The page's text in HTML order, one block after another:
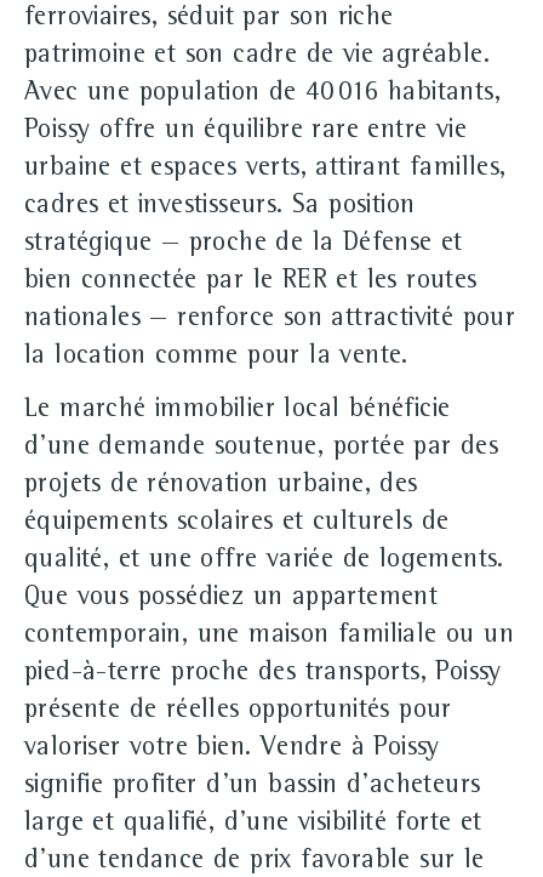
ferroviaires, séduit par son riche
patrimoine et son cadre de vie agréable.
Avec une population de 40 016 habitants,
Poissy offre un équilibre rare entre vie
urbaine et espaces verts, attirant familles,
cadres et investisseurs. Sa position
stratégique — proche de la Défense et
bien connectée par le RER et les routes
nationales — renforce son attractivité pour
la location comme pour la vente.
Le marché immobilier local bénéficie
d'une demande soutenue, portée par des
projets de rénovation urbaine, des
équipements scolaires et culturels de
qualité, et une offre variée de logements.
Que vous possédiez un appartement
contemporain, une maison familiale ou un
pied-à-terre proche des transports, Poissy
présente de réelles opportunités pour
valoriser votre bien. Vendre à Poissy
signifie profiter d'un bassin d'acheteurs
large et qualifié, d'une visibilité forte et
d'une tendance de prix favorable sur le